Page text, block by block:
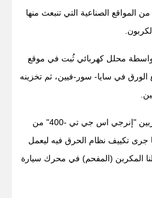
المواقع الصناعية التي تنبعث منها
محلل كهربائي ثُبت في موقع
في سايا- سور-فيين، ثم تخزينه
وأجريت التجربة باستخدام توربين "إنرجي اس جي تي -400" من
جرى تكييف نظام الحرق فيه ليعمل
المكربن (المفحم) في محرك سيارة